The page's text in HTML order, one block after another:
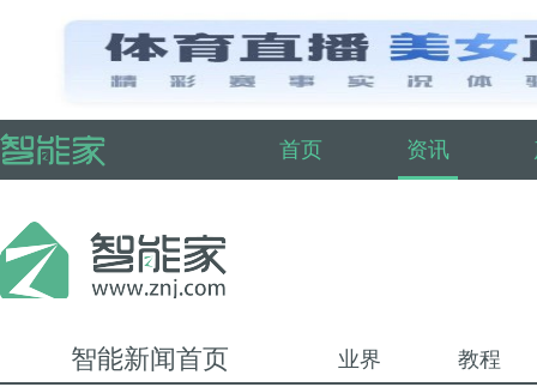
首页 资讯
智能新闻首页 业界 教程